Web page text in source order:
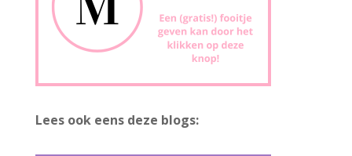
Lees ook eens deze blogs: